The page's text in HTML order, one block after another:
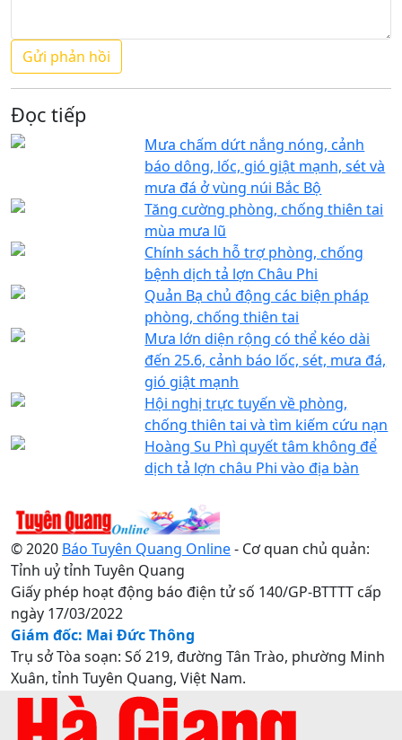
Đọc tiếp
Mưa chấm dứt nắng nóng, cảnh
báo dông, lốc, gió giật mạnh, sét và
mưa đá ở vùng núi Bắc Bộ
Tăng cường phòng, chống thiên tai
mùa mưa lũ
Chính sách hỗ trợ phòng, chống
bệnh dịch tả lợn Châu Phi
Quản Bạ chủ động các biện pháp
phòng, chống thiên tai
Mưa lớn diện rộng có thể kéo dài
đến 25.6, cảnh báo lốc, sét, mưa đá,
gió giật mạnh
Hội nghị trực tuyến về phòng,
chống thiên tai và tìm kiếm cứu nạn
Hoàng Su Phì quyết tâm không để
dịch tả lợn châu Phi vào địa bàn
© 2020 Báo Tuyên Quang Online- Cơ quan chủ quản:
Tỉnh uỷ tỉnh Tuyên Quang
Giấy phép hoạt động báo điện tử số 140/GP-BTTTT cấp
ngày 17/03/2022
Giám đốc: Mai Đức Thông
Trụ sở Tòa soạn: Số 219, đường Tân Trào, phường Minh
Xuân, tỉnh Tuyên Quang, Việt Nam.
Điện thoại: 0207.3822820 - 0207.3817155 / Fax:
0207.3822821 - Email: